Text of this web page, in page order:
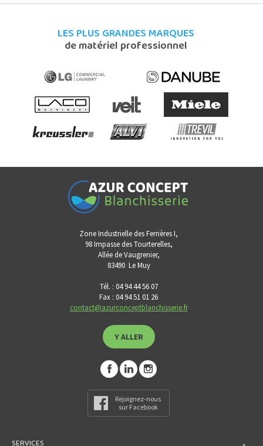
LES PLUS GRANDES MARQUES
de matériel professionnel
Zone Industrielle des Ferrières I,
98 Impasse des Tourterelles,
Allée de Vaugrenier,
83490 Le Muy
Tél. : 04 94 44 56 07
Fax : 04 94 51 01 26
contact@azurconceptblanchisserie.fr
Y ALLER
Rejoignez-nous
sur Facebook
SERVICES